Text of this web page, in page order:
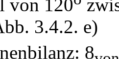
von 120
3.4.2. e)
8